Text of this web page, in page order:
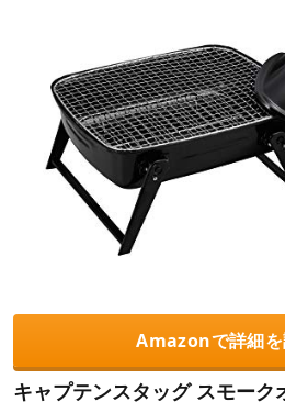
Amazonで詳細を
キャプテンスタッグ スモーク